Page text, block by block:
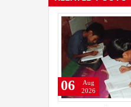
06
Aug
2026